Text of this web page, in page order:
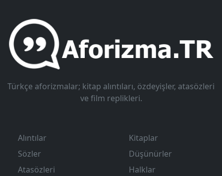
Türkçe aforizmalar; kitap alıntıları, özdeyişler, atasözleri
ve film replikleri.
Alıntılar
Sözler
Atasözleri
Kitaplar
Düşünürler
Halklar